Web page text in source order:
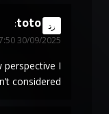
toto
says:
30/09/2025 at 17:50
رد
perspective I
considered.